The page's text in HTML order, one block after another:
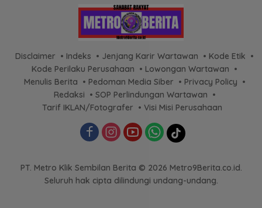
Disclaimer Indeks Jenjang Karir Wartawan
Kode Etik
Kode Perilaku Perusahaan
Lowongan Wartawan
Menulis Berita
Pedoman Media Siber
Privacy Policy
Redaksi
SOP Perlindungan Wartawan
Tarif IKLAN/Fotografer
Visi Misi Perusahaan
PT. Metro Klik Sembilan Berita © 2026 Metro9Berita.co.id.
Seluruh hak cipta dilindungi undang-undang.